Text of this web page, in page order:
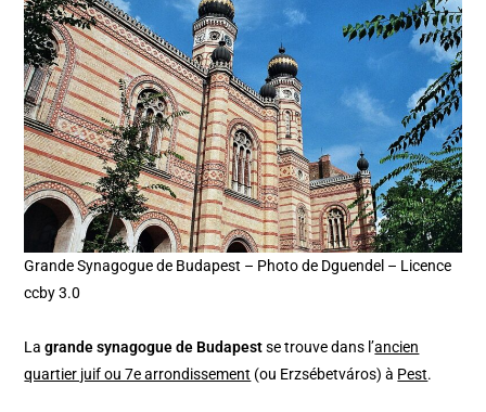
Grande Synagogue de Budapest – Photo de Dguendel – Licence
ccby 3.0
Lagrande synagogue de Budapestse trouve dans l’ancien
quartier juif ou 7e arrondissement (ou Erzsébetváros)à Pest.